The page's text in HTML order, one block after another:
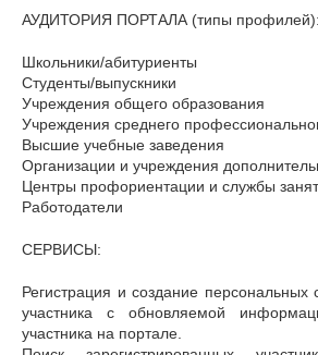
АУДИТОРИЯ ПОРТАЛА (типы профилей):
Школьники/абитуриенты
Студенты/выпускники
Учреждения общего образования
Учреждения среднего
Высшие учебные заведения
Организации и учреждения
Центры профориентации и службы
Работодатели
СЕРВИСЫ:
Регистрация и создание персональных
участника с обновляемой
участника на портале.